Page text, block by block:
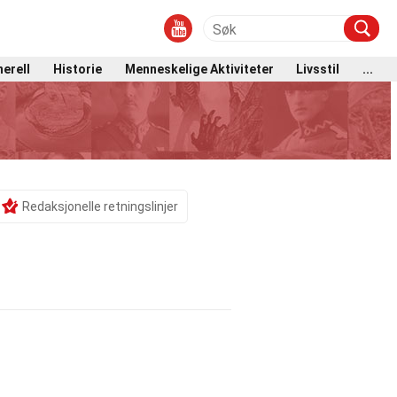
Historie Menneskelige Aktiviteter Livsstil ...
Redaksjonelle retningslinjer